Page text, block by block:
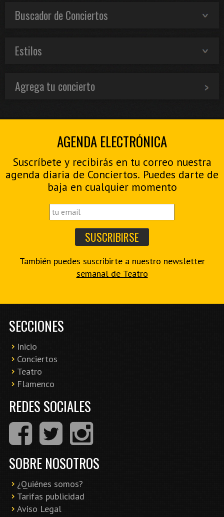
Buscador de Conciertos
Estilos
Agrega tu concierto
AGENDA ELECTRÓNICA
Suscríbete y recibirás en tu correo nuestra
agenda diaria de Conciertos. Puedes darte de
baja en cualquier momento
También puedes suscribirte a nuestro newsletter
semanal de Teatro
SECCIONES
Inicio
Conciertos
Teatro
Flamenco
REDES SOCIALES
SOBRE NOSOTROS
¿Quiénes somos?
Tarifas publicidad
Aviso Legal